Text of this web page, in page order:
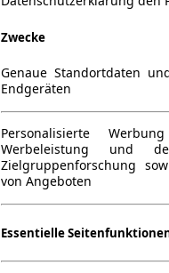
Zwecke
Genaue Standortdaten
Endgeräten
Personalisierte
Werbeleistung und
Zielgruppenforschung
von Angeboten
Essentielle